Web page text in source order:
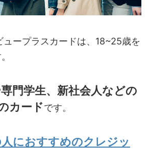
ュープラスカードは、18~25歳を
門学生、新社会人などの
カードです。
におすすめのクレジッ